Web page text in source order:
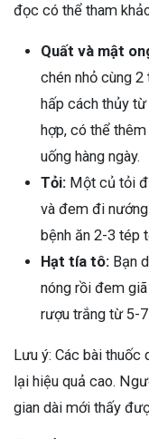
đọc có thể tham
Quất và mật
chén nhỏ cùng
hấp cách thủy từ
hợp, có thể
uống hàng ngày.
Tỏi: Một củ tỏi
và đem đi
bệnh ăn 2-3 tép
Hạt tía tô: Bạn
nóng rồi đem
rượu trắng từ 5-7
Lưu ý: Các bài thuốc
lại hiệu quả cao.
gian dài mới thấy